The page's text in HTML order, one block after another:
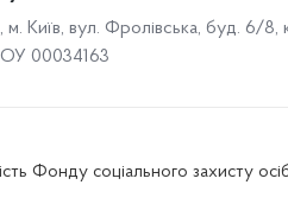
відділення
м. Київ, вул. Фролівська, буд. 6/8,
00034163
Фонду соціального захисту осіб